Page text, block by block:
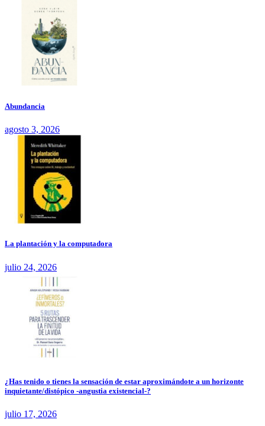
Abundancia
agosto 3, 2026
La plantación y la computadora
julio 24, 2026
¿Has tenido o tienes la sensación de estar aproximándote a un horizonte
inquietante/distópico -angustia existencial-?
julio 17, 2026